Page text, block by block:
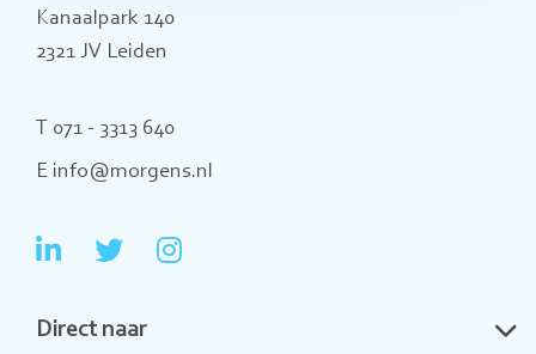
Kanaalpark 140
2321 JV Leiden
T 071 - 3313 640
E info@morgens.nl
Ga
LinkedIn
Ga
Twitter
Ga
Direct naar